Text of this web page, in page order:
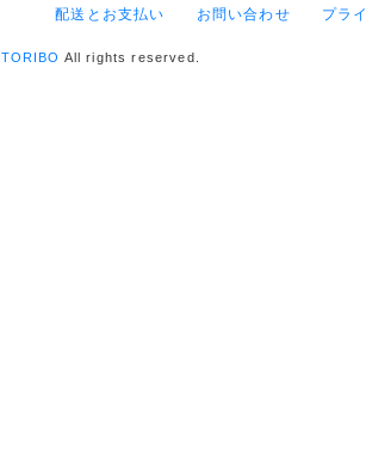
配送とお支払い お問い合わせ プラ
TORIBO All rights reserved.